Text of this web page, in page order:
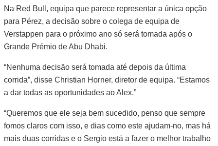
Na Red Bull, equipa que parece representar a única opção
para Pérez, a decisão sobre o colega de equipa de
Verstappen para o próximo ano só será tomada após o
Grande Prémio de Abu Dhabi.
“Nenhuma decisão será tomada até depois da última
corrida”, disse Christian Horner, diretor de equipa. “Estamos
a dar todas as oportunidades ao Alex.”
“Queremos que ele seja bem sucedido, penso que sempre
fomos claros com isso, e dias como este ajudam-no, mas há
mais duas corridas e o Sergio está a fazer o melhor trabalho